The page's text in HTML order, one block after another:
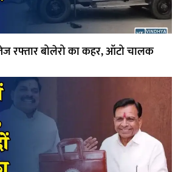
रफ्तार बोलेरो का कहर, ऑटो चालक